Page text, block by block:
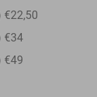
€22,50
€34
€49